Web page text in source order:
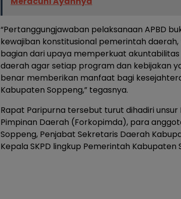
“Pertanggungjawaban pelaksanaan APBD
kewajiban konstitusional pemerintah
bagian dari upaya memperkuat
daerah agar setiap program dan kebijakan
benar memberikan manfaat bagi
Kabupaten Soppeng,” tegasnya.
Rapat Paripurna tersebut turut dihadiri unsur
Pimpinan Daerah (Forkopimda), para
Soppeng, Penjabat Sekretaris Daerah
Kepala SKPD lingkup Pemerintah Kabupaten